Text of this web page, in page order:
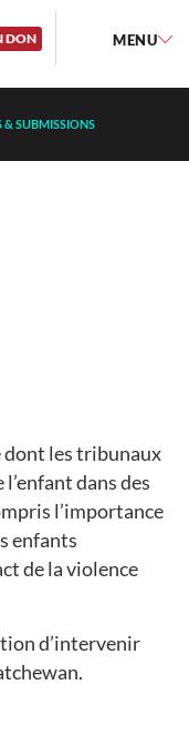
DON MENU
& SUBMISSIONS
dont les tribunaux
dans des
l’importance
enfants
de la violence
d’intervenir